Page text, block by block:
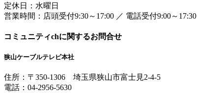
定休日：水曜日
営業時間： 店頭受付9:30～17:00 ／ 電話受付9:00～17:30
コミュニティchに関するお問合せ
狭山ケーブルテレビ本社
住所： 〒350-1306 埼玉県狭山市富士見2-4-5
電話： 04-2956-5630